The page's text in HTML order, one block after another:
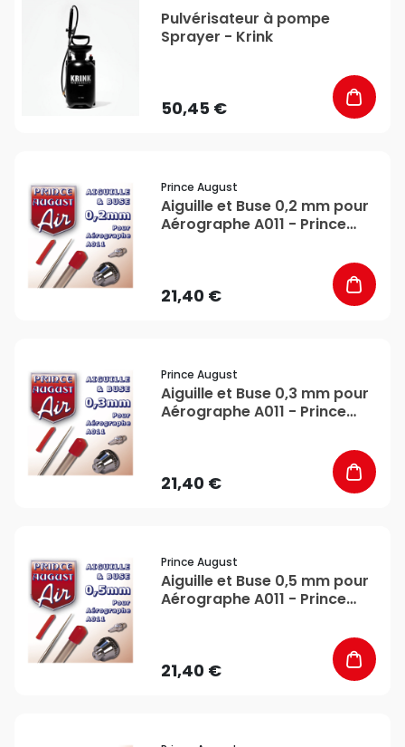
Pulvérisateur à pompe
Sprayer - Krink
50,45 €
Prince August
Aiguille et Buse 0,2 mm pour
Aérographe A011 - Prince
21,40 €
Prince August
Aiguille et Buse 0,3 mm pour
Aérographe A011 - Prince
21,40 €
Prince August
Aiguille et Buse 0,5 mm pour
Aérographe A011 - Prince
21,40 €